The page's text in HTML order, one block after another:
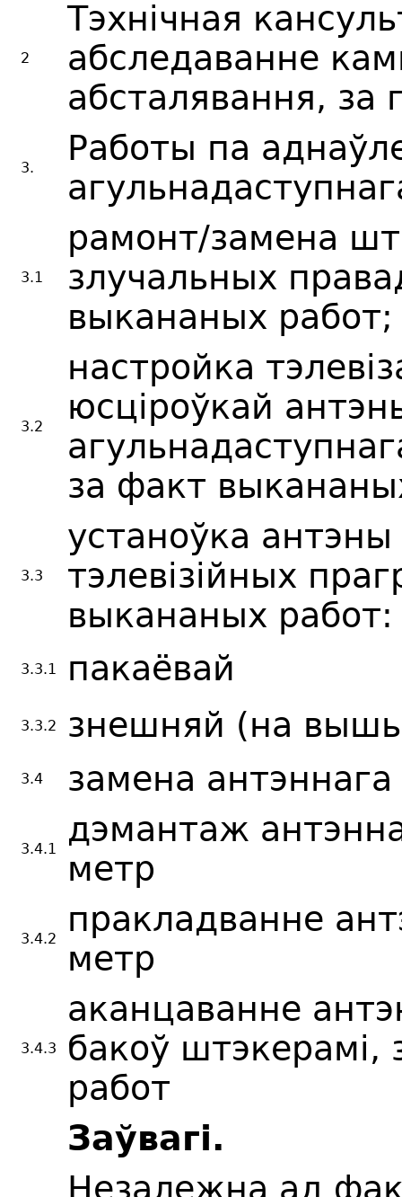
2
Тэхнічная
абследаванне
абсталявання, за
3.
Работы па
3.1
рамонт/замена
злучальных
выкананых работ;
3.2
настройка
юсціроўкай
за факт
3.3
устаноўка
тэлевізійных
выкананых работ:
3.3.1 пакаёвай
3.3.2 знешняй (на
3.4 замена
3.4.1
дэмантаж
метр
3.4.2
пракладванне
метр
3.4.3
аканцаванне
бакоў
работ
Заўвагі.
Незалежна ад